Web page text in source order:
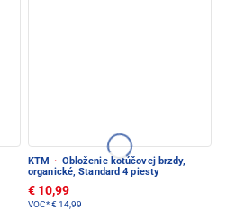
KTM · Obloženie kotúčovej brzdy,
organické, Standard 4 piesty
€ 10,99
VOC*€ 14,99